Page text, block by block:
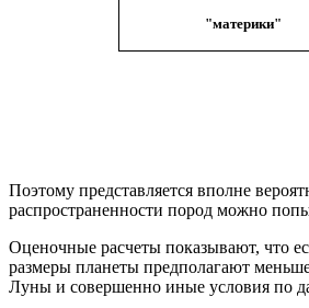
"материки"
Поэтому представляется вполне
распространенности пород можно
Оценочные расчеты показывают, что
размеры планеты предполагают
Луны и совершенно иные условия по